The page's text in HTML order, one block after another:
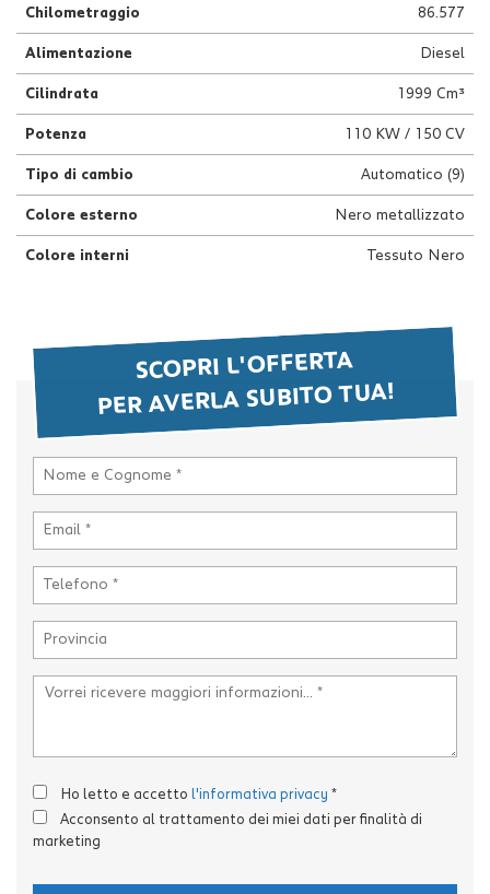
Chilometraggio 86.577
Alimentazione Diesel
Cilindrata 1999 Cm³
Potenza 110 KW / 150 CV
Tipo di cambio Automatico (9)
Colore esterno Nero metallizzato
Colore interni Tessuto Nero
SCOPRI L'OFFERTA
PER AVERLA SUBITO TUA!
Ho letto e accetto l'informativa privacy *
Acconsento al trattamento dei miei dati per finalità di
marketing
questi
tracciamento
rimanda
alla
cookie
policy.
Puoi
rivedere
e
scelte
in
qualsiasi
momento.
Cookie necessari
Cookie analitici
Cookie di marketing
Leggi